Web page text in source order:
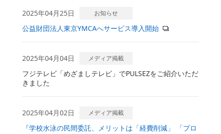
2025年04月25日 お知らせ
公益財団法人東京YMCAへサービス導入開始
2025年04月04日 メディア掲載
フジテレビ「めざましテレビ」でPULSEZをご紹介いただ
きました
2025年04月02日 メディア掲載
『学校水泳の民間委託、メリットは「経費削減」 「プロ